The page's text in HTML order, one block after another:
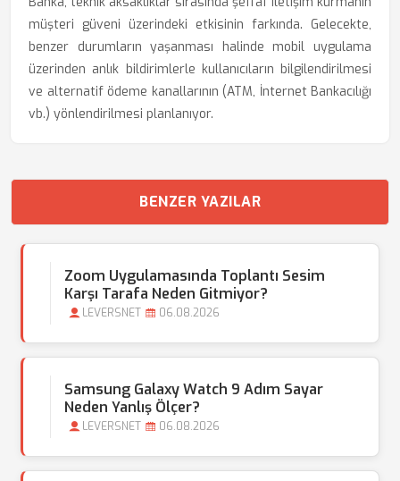
müşteri güveni üzerindeki etkisinin farkında. Gelecekte,
benzer durumların yaşanması halinde mobil uygulama
üzerinden anlık bildirimlerle kullanıcıların bilgilendirilmesi
ve alternatif ödeme kanallarının (ATM, İnternet Bankacılığı
vb.) yönlendirilmesi planlanıyor.
BENZER YAZILAR
Zoom Uygulamasında Toplantı Sesim
Karşı Tarafa Neden Gitmiyor?
LEVERSNET 06.08.2026
Samsung Galaxy Watch 9 Adım Sayar
Neden Yanlış Ölçer?
LEVERSNET 06.08.2026